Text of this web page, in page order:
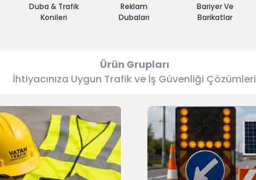
Duba & Trafik
Konileri
Reklam
Dubaları
Bariyer Ve
Barikatlar
Ürün Grupları
İhtiyacınıza Uygun Trafik ve İş Güvenliği Çözümleri